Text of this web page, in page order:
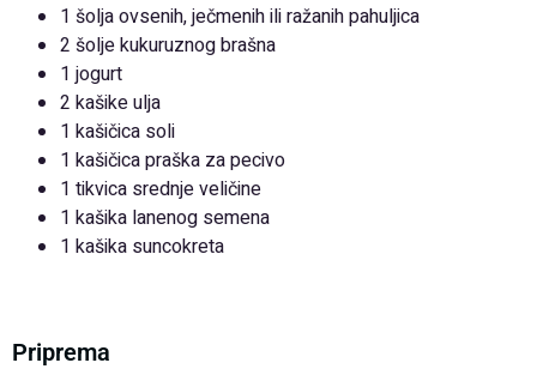
1 šolja ovsenih, ječmenih ili ražanih pahuljica
2 šolje kukuruznog brašna
1 jogurt
2 kašike ulja
1 kašičica soli
1 kašičica praška za pecivo
1 tikvica srednje veličine
1 kašika lanenog semena
1 kašika suncokreta
Priprema